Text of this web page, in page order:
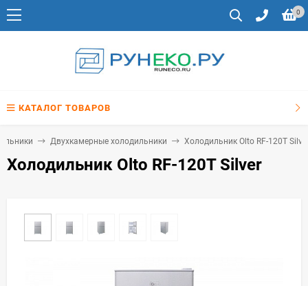
0
КАТАЛОГ ТОВАРОВ
Двухкамерные холодильники Холодильник Olto RF-120T
Холодильник Olto RF-120T Silver